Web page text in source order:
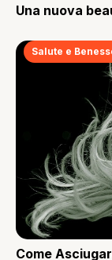
Una nuova
Salute e
Come